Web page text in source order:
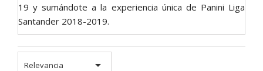
19 y sumándote a la experiencia única de Panini Liga
Santander 2018-2019.
Relevancia 